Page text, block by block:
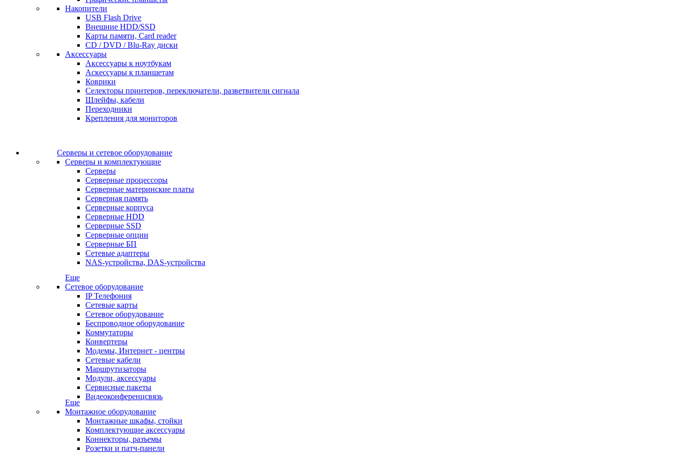
Накопители
USB Flash Drive
Внешние HDD/SSD
Карты памяти, Card reader
CD / DVD / Blu-Ray диски
Аксессуары
Аксессуары к ноутбукам
Аскессуары к планшетам
Коврики
Селекторы принтеров, переключатели, разветвители сигнала
Шлейфы, кабели
Переходники
Крепления для мониторов
Серверы и сетевое оборудование
Серверы и комплектующие
Серверы
Серверные процессоры
Серверные материнские платы
Серверная память
Серверные корпуса
Серверные HDD
Серверные SSD
Серверные опции
Серверные БП
Сетевые адаптеры
NAS-устройства, DAS-устройства
Еще
Сетевое оборудование
IP Телефония
Сетевые карты
Сетевое оборудование
Беспроводное оборудование
Коммутаторы
Конвертеры
Модемы, Интернет - центры
Сетевые кабели
Маршрутизаторы
Модули, аксессуары
Сервисные пакеты
Видеоконференцсвязь
Еще
Монтажное оборудование
Монтажные шкафы, стойки
Комплектующие аксессуары
Коннекторы, разъемы
Розетки и патч-панели